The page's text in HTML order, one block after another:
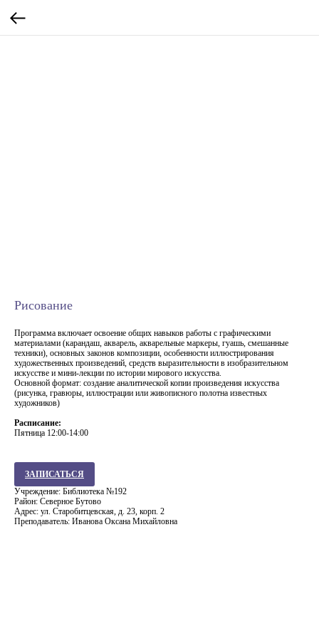
Рисование
Программа включает освоение общих навыков работы с графическими
материалами (карандаш, акварель, акварельные маркеры, гуашь, смешанные
техники), основных законов композиции, особенности иллюстрирования
художественных произведений, средств выразительности в изобразительном
искусстве и мини-лекции по истории мирового искусства.
Основной формат: создание аналитической копии произведения искусства
(рисунка, гравюры, иллюстрации или живописного полотна известных
художников)
Расписание:
Пятница 12:00-14:00
ЗАПИСАТЬСЯ
Учреждение: Библиотека №192
Район: Северное Бутово
Адрес: ул. Старобитцевская, д. 23, корп. 2
Преподаватель: Иванова Оксана Михайловна